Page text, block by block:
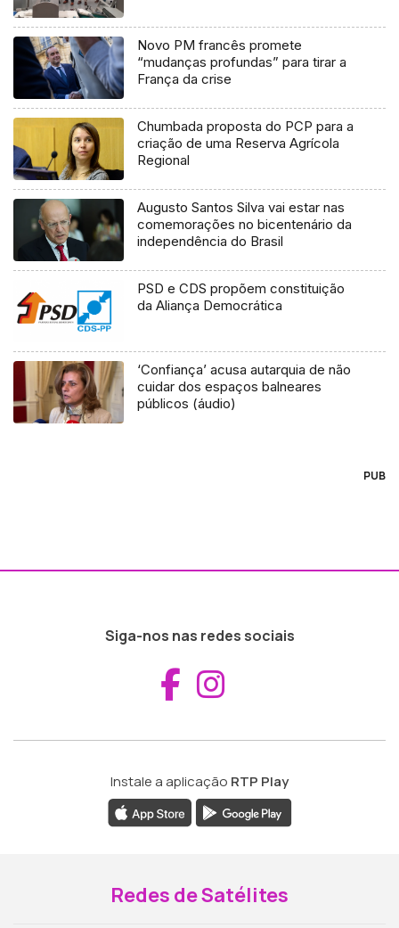
Novo PM francês promete
“mudanças profundas” para tirar a
França da crise
Chumbada proposta do PCP para a
criação de uma Reserva Agrícola
Regional
Augusto Santos Silva vai estar nas
comemorações no bicentenário da
independência do Brasil
PSD e CDS propõem constituição
da Aliança Democrática
‘Confiança’ acusa autarquia de não
cuidar dos espaços balneares
públicos (áudio)
PUB
Siga-nos nas redes sociais
Aceder ao
Instale a aplicação RTP Play
Redes de Satélites